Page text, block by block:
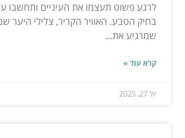
לרגע פשוט תעצמו את העיניים ותחשבו
בחיק הטבע. האוויר הקריר, צלילי היער
שמרגיע את...
קרא עוד »
יול 27, 2025